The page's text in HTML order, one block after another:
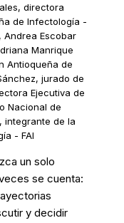
directora
de Infectología -
Andrea Escobar
Manrique
Antioqueña de
jurado de
Ejecutiva de
Nacional de
integrante de la
- FAI
un solo
se cuenta:
y decidir